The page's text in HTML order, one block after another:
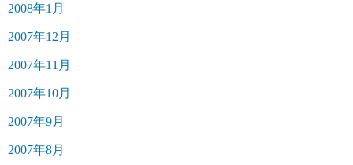
2008年1月
2007年12月
2007年11月
2007年10月
2007年9月
2007年8月